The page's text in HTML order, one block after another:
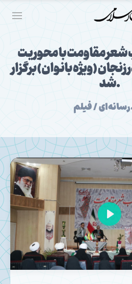
مقاومت با محوریت
(ویژه بانوان) برگزار
شد.
/ فیلم
Play